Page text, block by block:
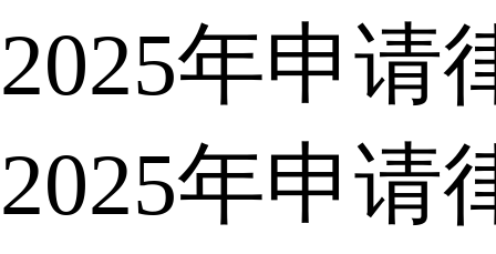
2025年申请
2025年申请